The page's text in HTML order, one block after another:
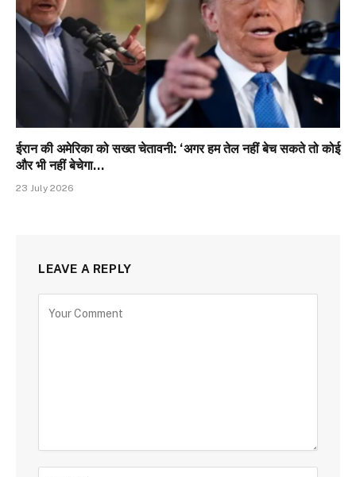
ईरान की अमेरिका को सख्त चेतावनी: ‘अगर हम तेल नहीं बेच सकते तो कोई
और भी नहीं बेचेगा…
23 July 2026
LEAVE A REPLY